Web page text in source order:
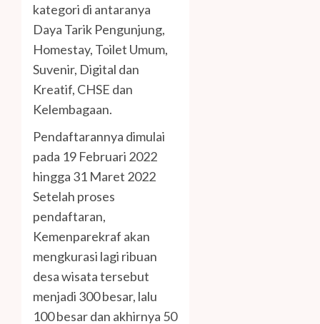
kategori di antaranya
Daya Tarik Pengunjung,
Homestay, Toilet Umum,
Suvenir, Digital dan
Kreatif, CHSE dan
Kelembagaan.
Pendaftarannya dimulai
pada 19 Februari 2022
hingga 31 Maret 2022
Setelah proses
pendaftaran,
Kemenparekraf akan
mengkurasi lagi ribuan
desa wisata tersebut
menjadi 300 besar, lalu
100 besar dan akhirnya 50